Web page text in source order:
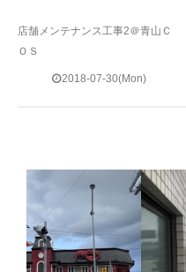
店舗メンテナンス工事2＠青山Ｃ
ＯＳ
2018-07-30(Mon)